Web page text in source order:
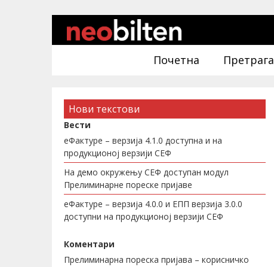
Почетна Претрага
Нови текстови
Вести
еФактуре – верзија 4.1.0 доступна и на
продукционој верзији СЕФ
На демо окружењу СЕФ доступан модул
Прелиминарне пореске пријаве
еФактуре – верзија 4.0.0 и ЕПП верзија 3.0.0
доступни на продукционој верзији СЕФ
Коментари
Прелиминарна пореска пријава – корисничко